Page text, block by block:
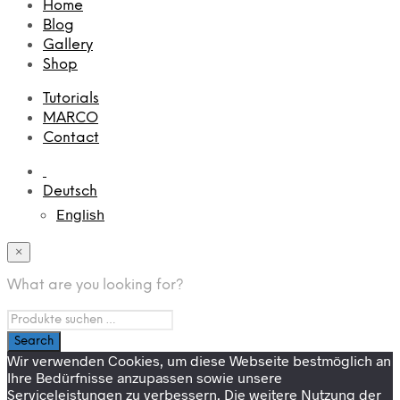
Home
Blog
Gallery
Shop
Tutorials
MARCO
Contact
Deutsch
English
×
What are you looking for?
Wir verwenden Cookies, um diese Webseite bestmöglich an
Ihre Bedürfnisse anzupassen sowie unsere
Serviceleistungen zu verbessern. Die weitere Nutzung der